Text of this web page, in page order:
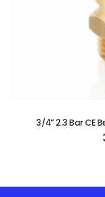
3/4” 2.3 Bar CE